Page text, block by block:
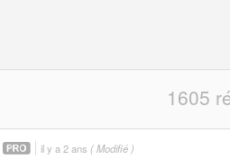
1605
il y a 2 ans ( Modifié )